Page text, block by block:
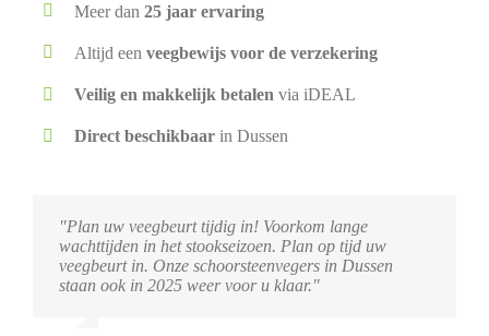
Meer dan25 jaar ervaring
Altijd eenveegbewijs voor de verzekering
Veilig en makkelijk betalen via iDEAL
Direct beschikbaar in Dussen
"Plan uw veegbeurt tijdig in! Voorkom lange
wachttijden in het stookseizoen. Plan op tijd uw
veegbeurt in. Onze schoorsteenvegers in Dussen
staan ook in 2025 weer voor u klaar."